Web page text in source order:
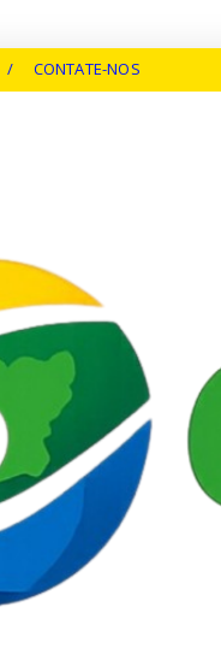
CONTATE-NOS
geração de empregos